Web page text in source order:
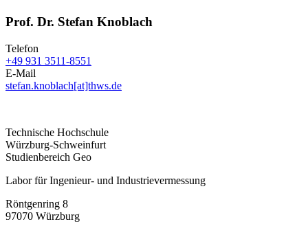
Prof. Dr. Stefan Knoblach
Telefon
+49 931 3511-8551
E-Mail
stefan.knoblach[at]thws.de
Technische Hochschule
Würzburg-Schweinfurt
Studienbereich Geo
Labor für Ingenieur- und Industrievermessung
Röntgenring 8
97070 Würzburg